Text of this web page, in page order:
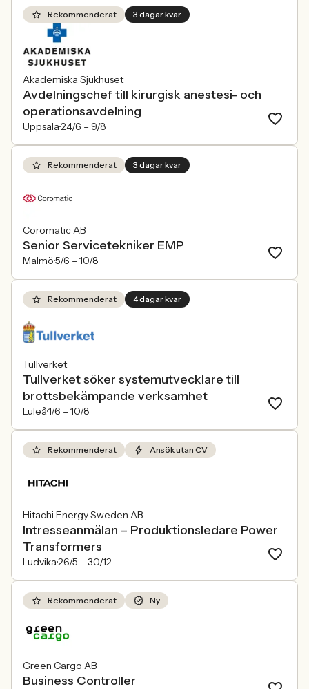
Rekommenderat 3 dagar kvar
Akademiska Sjukhuset
Avdelningschef till kirurgisk anestesi- och
operationsavdelning
Uppsala24/6 – 9/8
Rekommenderat 3 dagar kvar
Coromatic AB
Senior Servicetekniker EMP
Malmö5/6 – 10/8
Rekommenderat 4 dagar kvar
Tullverket
Tullverket söker systemutvecklare till
brottsbekämpande verksamhet
Luleå1/6 – 10/8
Rekommenderat Ansök utan CV
Hitachi Energy Sweden AB
Intresseanmälan – Produktionsledare Power
Transformers
Ludvika26/5 – 30/12
Rekommenderat Ny
Green Cargo AB
Business Controller